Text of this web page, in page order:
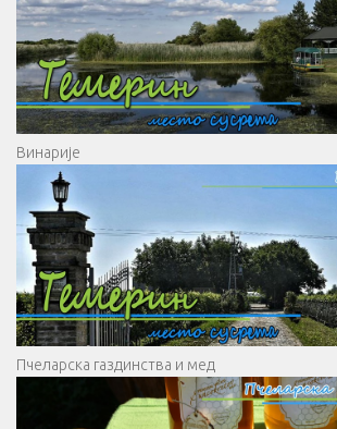
Винарије
Пчеларска газдинства и мед